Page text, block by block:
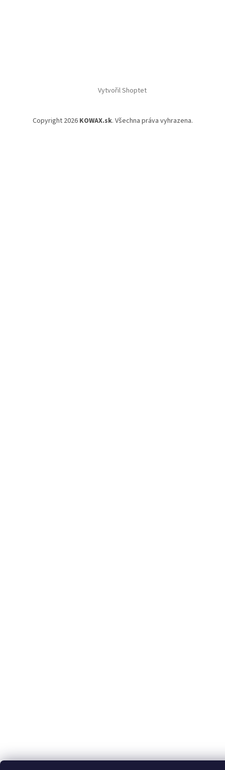
Vytvořil Shoptet
Copyright 2026 KOWAX.sk. Všechna práva vyhrazena.